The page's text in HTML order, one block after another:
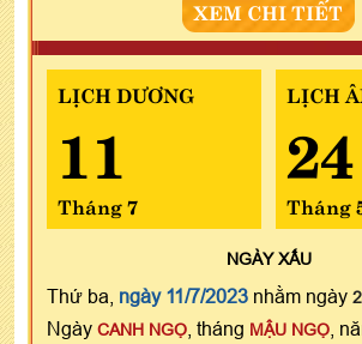
XEM CHI TIẾT
LỊCH DƯƠNG
11
Tháng 7
LỊCH
24
Tháng
NGÀYXẤU
Thứ ba, ngày 11/7/2023 nhằm ngày
Ngày CANH NGỌ , tháng MẬU NGỌ ,